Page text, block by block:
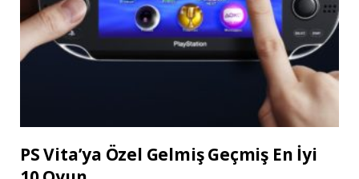
PS Vita’ya Özel Gelmiş Geçmiş En İyi